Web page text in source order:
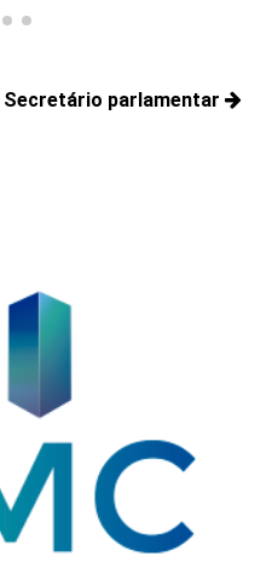
Secretário parlamentar